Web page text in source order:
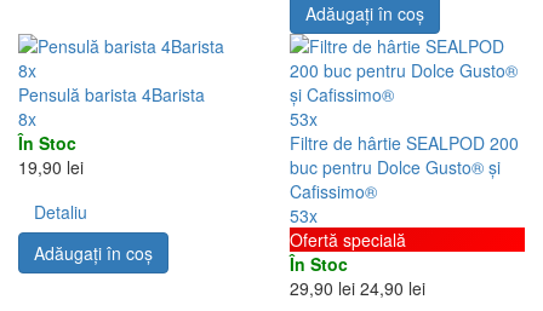
Adăugați în coş
8x
Pensulă barista 4Barista
8x
În Stoc
19,90 lei
Detaliu
Adăugați în coş
53x
Filtre de hârtie SEALPOD 200
buc pentru Dolce Gusto® și
Cafissimo®
53x
Ofertă specială
În Stoc
29,90 lei 24,90 lei